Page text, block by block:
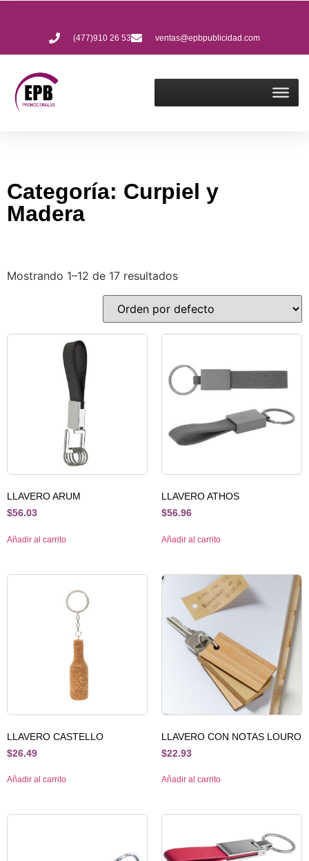
(477)910 26 53 ventas@epbpublicidad.com
Categoría: Curpiel y
Madera
Mostrando 1–12 de 17 resultados
LLAVERO ARUM
$56.03
Añadir al carrito
LLAVERO ATHOS
$56.96
Añadir al carrito
LLAVERO CASTELLO
$26.49
Añadir al carrito
LLAVERO CON NOTAS LOURO
$22.93
Añadir al carrito